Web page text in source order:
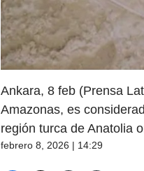
Ankara, 8 feb (Prensa
Amazonas, es
región turca de Anatolia
febrero 8, 2026 | 14:29